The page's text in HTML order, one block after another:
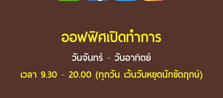
ออฟฟิศเปิดทำการ
วันจันทร์ - วันอาทิตย์
เวลา 9.30 - 20.00 (ทุกวัน เว้นวันหยุดนักขัตฤกษ์)